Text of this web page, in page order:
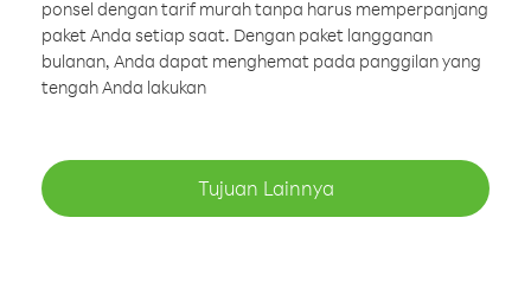
ponsel dengan tarif murah tanpa harus memperpanjang
paket Anda setiap saat. Dengan paket langganan
bulanan, Anda dapat menghemat pada panggilan yang
tengah Anda lakukan
Tujuan Lainnya